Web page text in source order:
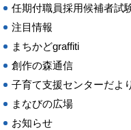
任期付職員採用候補者試
注目情報
まちかどgraffiti
創作の森通信
子育て支援センターだよ
まなびの広場
お知らせ